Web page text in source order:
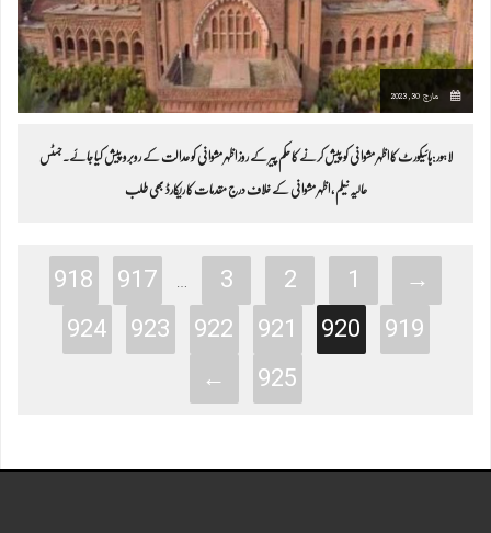
مارچ 30, 2023
لاہور :ہائیکورٹ کا اظہر مشوانی کو پیش کرنے کا حکم پیر کے روز اظہر مشوانی کو عدالت کے روبرو پیش کیا جائے۔جسٹس
عالیہ نیلم ، اظہر مشوانی کے خلاف درج مقدمات کا ریکارڈ بھی طلب
→
1
2
3
917
918
919
920
921
922
923
924
925
←